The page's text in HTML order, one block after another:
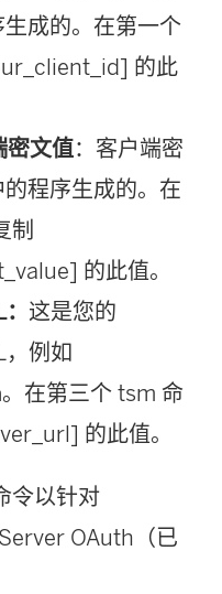
成的。在第一个
的此
密文值：客户端密
程序生成的。在
制
的此值。
这是您的
，例如
。在第三个 tsm 命
的此值。
令以针对
OAuth（已